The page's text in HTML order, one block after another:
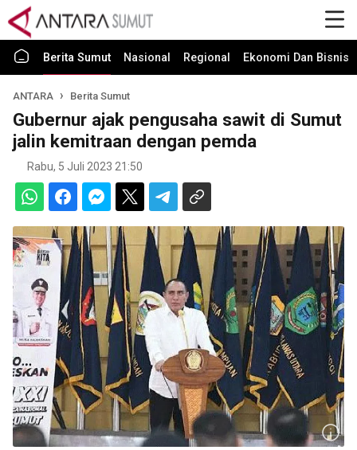
Berita Sumut Nasional Regional Ekonomi Dan Bisnis
ANTARA Berita Sumut
Gubernur ajak pengusaha sawit di Sumut
jalin kemitraan dengan pemda
Rabu, 5 Juli 2023 21:50